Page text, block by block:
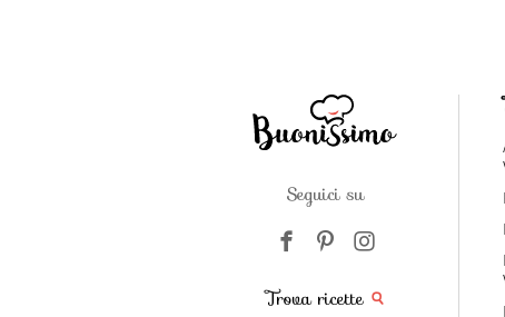
Seguici su
Trova ricette